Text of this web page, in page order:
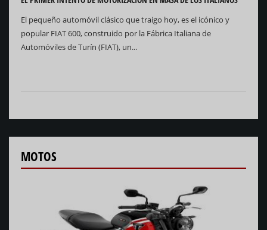
El pequeño automóvil clásico que traigo hoy, es el icónico y
popular FIAT 600, construido por la Fábrica Italiana de
Automóviles de Turín (FIAT), un...
MOTOS